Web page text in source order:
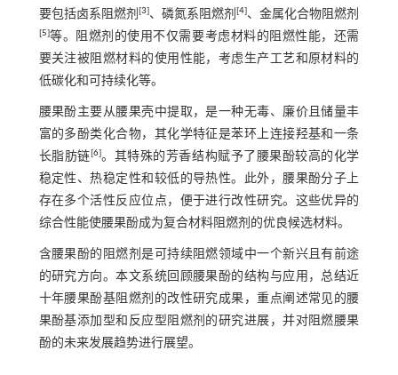
要包括卤系阻燃剂 [3]、磷氮系阻燃剂[4]、金属化合物阻燃剂
[5]等。阻燃剂的使用不仅需要考虑材料的阻燃性能，还需
要关注被阻燃材料的使用性能，考虑生产工艺和原材料的
低碳化和可持续化等。
腰果酚主要从腰果壳中提取，是一种无毒、廉价且储量丰
富的多酚类化合物，其化学特征是苯环上连接羟基和一条
长脂肪链[6]。其特殊的芳香结构赋予了腰果酚较高的化学
稳定性、热稳定性和较低的导热性。此外，腰果酚分子上
存在多个活性反应位点，便于进行改性研究。这些优异的
综合性能使腰果酚成为复合材料阻燃剂的优良候选材料。
含腰果酚的阻燃剂是可持续阻燃领域中一个新兴且有前途
的研究方向。本文系统回顾腰果酚的结构与应用，总结近
十年腰果酚基阻燃剂的改性研究成果，重点阐述常见的腰
果酚基添加型和反应型阻燃剂的研究进展，并对阻燃腰果
酚的未来发展趋势进行展望。